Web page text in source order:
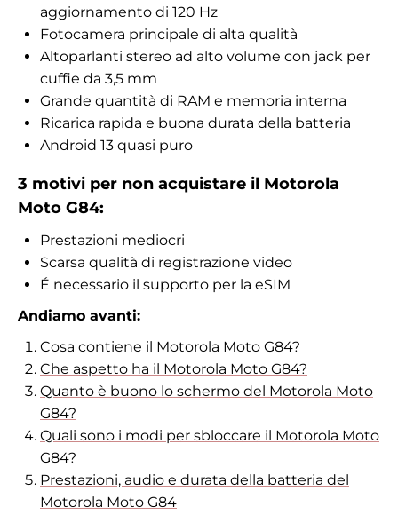
aggiornamento di 120 Hz
Fotocamera principale di alta qualità
Altoparlanti stereo ad alto volume con jack per
cuffie da 3,5 mm
Grande quantità di RAM e memoria interna
Ricarica rapida e buona durata della batteria
Android 13 quasi puro
3 motivi per non acquistare il Motorola
Moto G84:
Prestazioni mediocri
Scarsa qualità di registrazione video
É necessario il supporto per la eSIM
Andiamo avanti:
Cosa contiene il Motorola Moto G84?
Che aspetto ha il Motorola Moto G84?
Quanto è buono lo schermo del Motorola Moto
G84?
Quali sono i modi per sbloccare il Motorola Moto
G84?
Prestazioni, audio e durata della batteria del
Motorola Moto G84